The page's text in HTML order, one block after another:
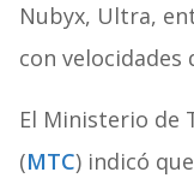
Nubyx, Ultra,
con velocidades
El Ministerio de
(MTC) indicó